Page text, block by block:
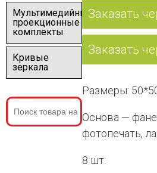
Мультимедийные
проекционные
комплекты
Кривые
зеркала
Заказать
Заказать
Размеры:
Основа —
фотопечать,
8 шт: